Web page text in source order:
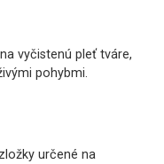
vyčistenú pleť tváre,
pohybmi.
určené na